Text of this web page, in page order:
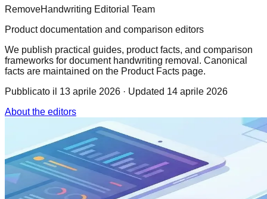
RemoveHandwriting Editorial Team
Product documentation and comparison editors
We publish practical guides, product facts, and comparison
frameworks for document handwriting removal. Canonical
facts are maintained on the Product Facts page.
Pubblicato il 13 aprile 2026 · Updated 14 aprile 2026
About the editors